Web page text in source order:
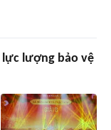
lượng bảo vệ